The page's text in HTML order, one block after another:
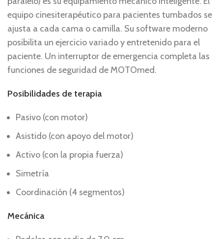
equipo cinesiterapéutico para pacientes tumbados se
ajusta a cada cama o camilla. Su software moderno
posibilita un ejercicio variado y entretenido para el
paciente. Un interruptor de emergencia completa las
funciones de seguridad de MOTOmed.
Posibilidades de terapia
Pasivo (con motor)
Asistido (con apoyo del motor)
Activo (con la propia fuerza)
Simetría
Coordinación (4 segmentos)
Mecánica